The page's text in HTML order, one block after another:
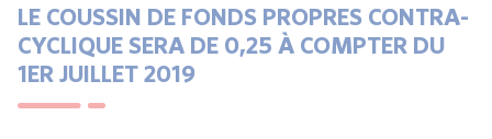
LE COUSSIN DE FONDS PROPRES CONTRA-
CYCLIQUE SERA DE 0,25 À COMPTER DU
1ER JUILLET 2019